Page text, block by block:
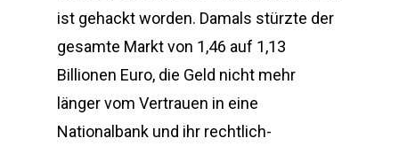
ist gehackt worden. Damals stürzte der
gesamte Markt von 1,46 auf 1,13
Billionen Euro, die Geld nicht mehr
länger vom Vertrauen in eine
Nationalbank und ihr rechtlich-